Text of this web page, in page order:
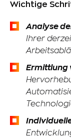
Wichtige
Analyse
Ihrer
Ermittlung